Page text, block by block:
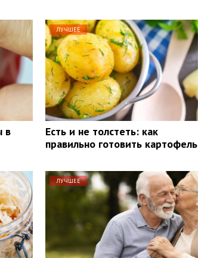
в
ЛУЧШЕЕ
Есть и не толстеть: как
правильно готовить картофель
ЛУЧШЕЕ